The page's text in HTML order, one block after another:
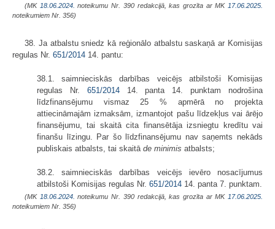
(MK 18.06.2024. noteikumu Nr. 390 redakcijā, kas grozīta ar MK17.06.2025.
noteikumiem Nr. 356)
38. Ja atbalstu sniedz kā reģionālo atbalstu saskaņā ar Komisijas
regulas Nr. 651/2014 14. pantu:
38.1. saimnieciskās darbības veicējs atbilstoši Komisijas
regulas Nr. 651/201414. panta 14. punktam nodrošina
līdzfinansējumu vismaz 25 % apmērā no projekta
attiecināmajām izmaksām, izmantojot pašu līdzekļus vai ārējo
finansējumu, tai skaitā cita finansētāja izsniegtu kredītu vai
finanšu līzingu. Par šo līdzfinansējumu nav saņemts nekāds
publiskais atbalsts, tai skaitā de minimis atbalsts;
38.2. saimnieciskās darbības veicējs ievēro nosacījumus
atbilstoši Komisijas regulas Nr. 651/2014 14. panta 7. punktam.
(MK 18.06.2024. noteikumu Nr. 390 redakcijā, kas grozīta ar MK17.06.2025.
noteikumiem Nr. 356)